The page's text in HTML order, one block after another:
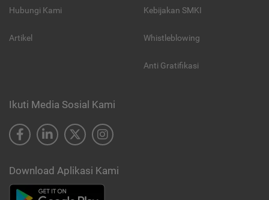
Hubungi Kami
Artikel
Kebijakan SMKI
Whistleblowing
Anti Gratifikasi
Ikuti Media Sosial Kami
Download Aplikasi Kami